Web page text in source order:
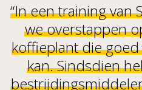
“In een training van
we overstappen
koffieplant die
kan. Sindsdien